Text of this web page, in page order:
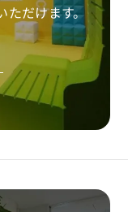
ただけます。